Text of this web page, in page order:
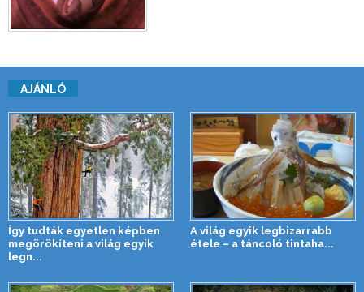
AJÁNLÓ
Így tudták egyetlen képben
megörökíteni a világ egyik
legn...
A világ egyik legbizarrabb
étele – a táncoló tintaha...